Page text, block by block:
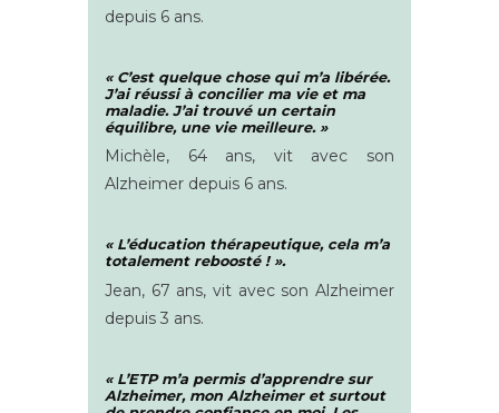
depuis 6 ans.
« C’est quelque chose qui m’a libérée.
J’ai réussi à concilier ma vie et ma
maladie. J’ai trouvé un certain
équilibre, une vie meilleure. »
Michèle, 64 ans, vit avec son
Alzheimer depuis 6 ans.
« L’éducation thérapeutique, cela m’a
totalement reboosté ! ».
Jean, 67 ans, vit avec son Alzheimer
depuis 3 ans.
« L’ETP m’a permis d’apprendre sur
Alzheimer, mon Alzheimer et surtout